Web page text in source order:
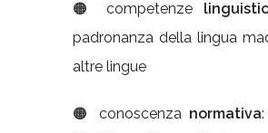
🟠 competenze
padronanza della lingua
altre lingue
🟠 conoscenza normativa